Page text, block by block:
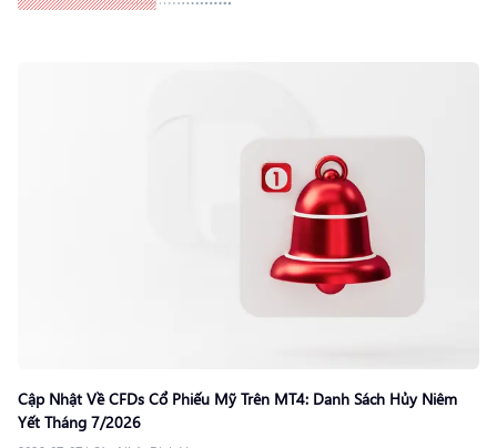
Cập Nhật Về CFDs Cổ Phiếu Mỹ Trên MT4: Danh Sách Hủy Niêm
Yết Tháng 7/2026